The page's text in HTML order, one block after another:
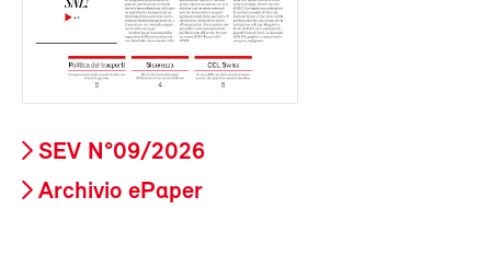
SEV N°09/2026
Archivio ePaper